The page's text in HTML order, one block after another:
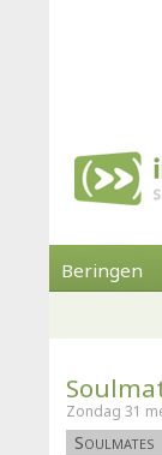
Beringen
Zondag 31
Soulmates